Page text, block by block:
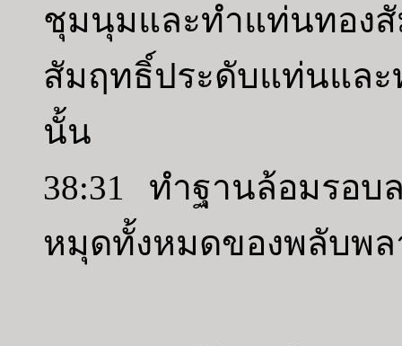
ชุมนุมและทำแท่นท
สัมฤทธิ์ประดับแท่นและ
นั้น
38:31 ทำฐานล้อมรอ
หมุดทั้งหมดของพลับพ